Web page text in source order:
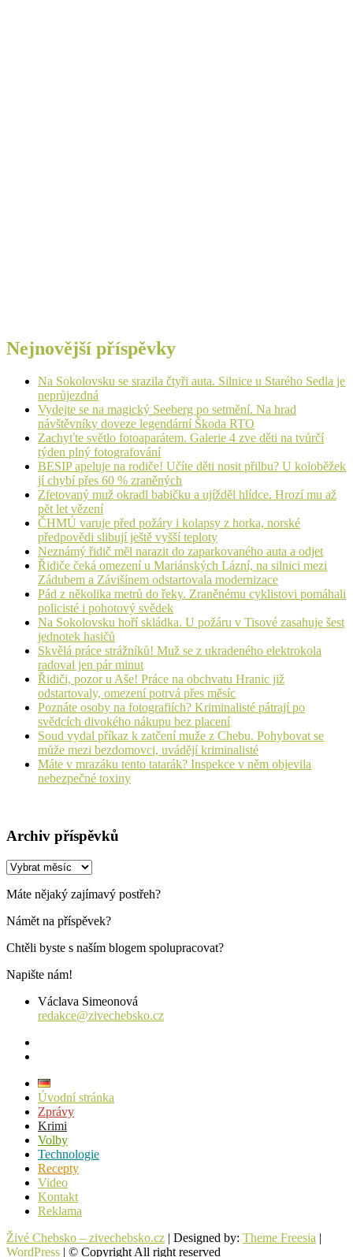
Nejnovější příspěvky
Na Sokolovsku se srazila čtyři auta. Silnice u Starého Sedla je
neprůjezdná
Vydejte se na magický Seeberg po setmění. Na hrad
návštěvníky doveze legendární Škoda RTO
Zachyťte světlo fotoaparátem. Galerie 4 zve děti na tvůrčí
týden plný fotografování
BESIP apeluje na rodiče! Učíte děti nosit přilbu? U koloběžek
jí chybí přes 60 % zraněných
Zfetovaný muž okradl babičku a ujížděl hlídce. Hrozí mu až
pět let vězení
ČHMÚ varuje před požáry i kolapsy z horka, norské
předpovědi slibují ještě vyšší teploty
Neznámý řidič měl narazit do zaparkovaného auta a odjet
Řidiče čeká omezení u Mariánských Lázní, na silnici mezi
Zádubem a Závišínem odstartovala modernizace
Pád z několika metrů do řeky. Zraněnému cyklistovi pomáhali
policisté i pohotový svědek
Na Sokolovsku hoří skládka. U požáru v Tisové zasahuje šest
jednotek hasičů
Skvělá práce strážníků! Muž se z ukradeného elektrokola
radoval jen pár minut
Řidiči, pozor u Aše! Práce na obchvatu Hranic již
odstartovaly, omezení potrvá přes měsíc
Poznáte osoby na fotografiích? Kriminalisté pátrají po
svědcích divokého nákupu bez placení
Soud vydal příkaz k zatčení muže z Chebu. Pohybovat se
může mezi bezdomovci, uvádějí kriminalisté
Máte v mrazáku tento tatarák? Inspekce v něm objevila
nebezpečné toxiny
Archiv příspěvků
Archiv
Máte nějaký zajímavý postřeh?
Námět na příspěvek?
Chtěli byste s naším blogem spolupracovat?
Napište nám!
Václava Simeonová
redakce@zivechebsko.cz
Úvodní stránka
Zprávy
Krimi
Volby
Technologie
Recepty
Video
Kontakt
Reklama
Živé Chebsko – zivechebsko.cz | Designed by: Theme Freesia |
WordPress | © Copyright All right reserved